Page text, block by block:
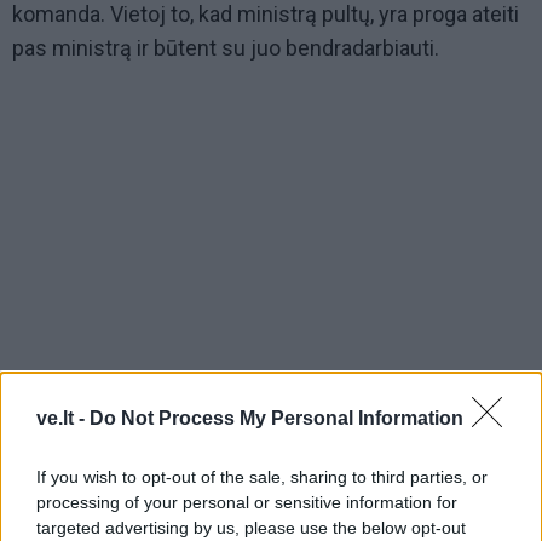
ve.lt - Do Not Process My Personal Information
If you wish to opt-out of the sale, sharing to third parties, or
processing of your personal or sensitive information for
targeted advertising by us, please use the below opt-out
komanda. Vietoj to, kad ministrą pultų, yra proga ateiti
pas ministrą ir būtent su juo bendradarbiauti.
turi turėti pakankamai kompetencijos. Jeigu politikai
nusprendė „samdyti" į ministrus žmogų būtent su